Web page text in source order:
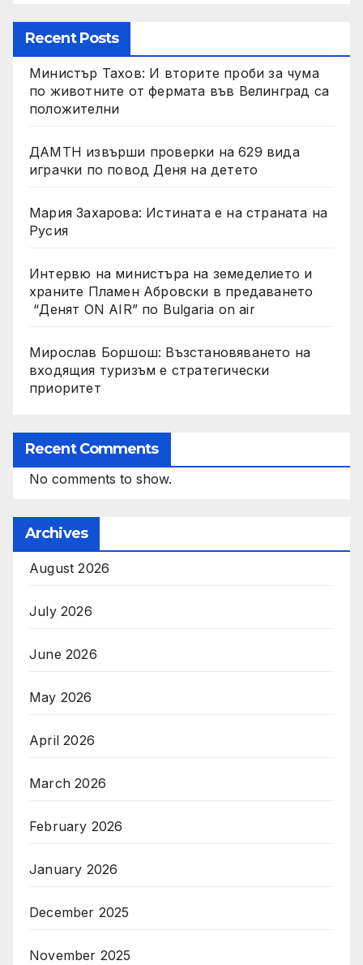
Recent Posts
Министър Тахов: И вторите проби за чума
по животните от фермата във Велинград са
положителни
ДАМТН извърши проверки на 629 вида
играчки по повод Деня на детето
Мария Захарова: Истината е на страната на
Русия
Интервю на министъра на земеделието и
храните Пламен Абровски в предаването
“Денят ON AIR” по Bulgaria on air
Мирослав Боршош: Възстановяването на
входящия туризъм е стратегически
приоритет
Recent Comments
No comments to show.
Archives
August 2026
July 2026
June 2026
May 2026
April 2026
March 2026
February 2026
January 2026
December 2025
November 2025